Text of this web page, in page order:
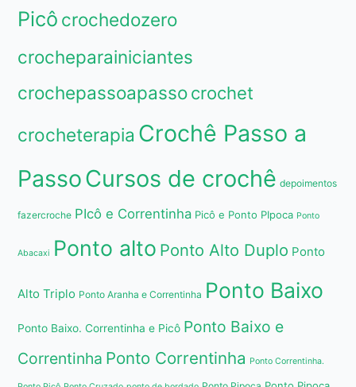
Picô crochedozero
crocheparainiciantes
crochepassoapassocrochet
crocheterapia Crochê Passo a
PassoCursos de crochê depoimentos
fazercroche PIcô e Correntinha Picô e Ponto PIpoca Ponto
Abacaxi Ponto alto Ponto Alto Duplo Ponto
Alto Triplo Ponto Aranha e Correntinha Ponto Baixo
Ponto Baixo. Correntinha e Picô Ponto Baixo e
Correntinha Ponto Correntinha Ponto Correntinha.